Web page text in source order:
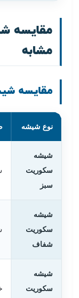
مقایسه
مشابه
مقایسه
نوع شیشه
شیشه
سکوریت
سبز
شیشه
سکوریت
شفاف
شیشه
سکوریت